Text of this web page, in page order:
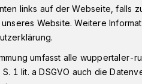
startet in
der so genannte
hat
Elberfeld und Barmen
links auf der Webseite, falls
Website. Weitere
umfasst alle wuppertaler-
1 lit. a DSGVO auch die